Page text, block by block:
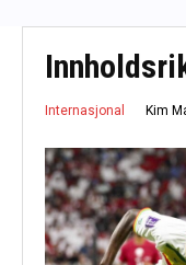
Internasjonal Kim